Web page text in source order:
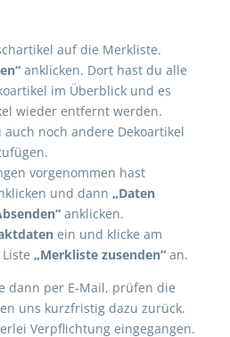
auf die Merkliste.
anklicken. Dort hast du alle
im Überblick und es
wieder entfernt werden.
auch noch andere Dekoartikel
vorgenommen hast
und dann „Daten
anklicken.
ein und klicke am
„Merkliste zusenden“ an.
dann per E-Mail, prüfen die
uns kurzfristig dazu zurück.
Verpflichtung eingegangen.